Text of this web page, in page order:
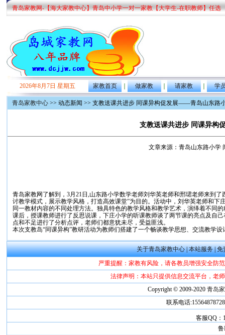
青岛家教网-【海大家教中心】青岛中小学一对一家教【大学生-在职教师】任选
2026年8月7日 星期五 家教首页 ｜ 做家教 ｜ 请家教 ｜ 学
青岛家教中心>> 动态新闻 >> 支教送课共进步 同课异构促发展——青岛山东路
支教送课共进步 同课异构
文章来源：青岛山东路小学
青岛家教网了解到，3月21日,山东路小学数学老师刘华英老师和邢珺老师来到
讨教学模式，展示教学风格，打造高效课堂”为目的。活动中，刘华英老师和
同一教材内容的不同处理方法。独具特色的教学风格和教学艺术，演绎着不同
课后，授课教师进行了反思说课，下庄小学的听课教师谈了两节课的亮点及自
点和不足进行了分析点评，老师们都意犹未尽，受益匪浅。
本次支教岛“同课异构”教研活动为教师们搭建了一个畅谈教学思想、交流教学
关于青岛家教中心|本站服务|免
严重提醒：家教有风险，请各教员增强安全防
法律声明：本站只提供信息交流平台，老
Copyright © 2009-2020 青岛
联系电话
客服QQ：
鲁